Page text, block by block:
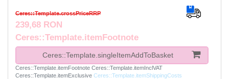
Ceres::Template.crossPriceRRP
239,68 RON
Ceres::Template.itemFootnote
Ceres::Template.singleItemAddToBasket
Ceres::Template.itemFootnote Ceres::Template.itemInclVAT
Ceres::Template.itemExclusive Ceres::Template.itemShippingCosts